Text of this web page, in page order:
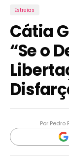
Estreias
Cátia
“Se o
Por Pedro